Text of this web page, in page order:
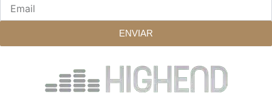
ENVIAR